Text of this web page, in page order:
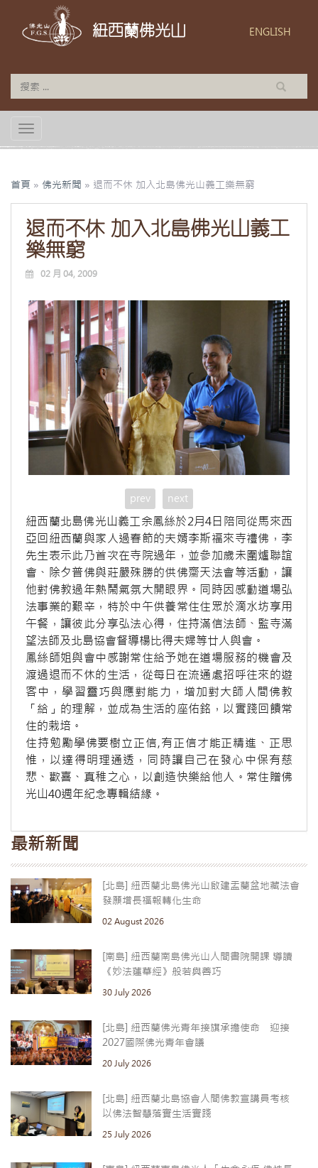
紐西蘭佛光山 ENGLISH
TOGGLE NAVIGATION
首頁 » 佛光新聞 » 退而不休 加入北島佛光山義工樂無窮
退而不休 加入北島佛光山義工
樂無窮
02 月 04, 2009
prev next
紐西蘭北島佛光山義工余鳳絲於2月4日陪同從馬來西
亞回紐西蘭與家人過春節的夫婿李斯福來寺禮佛，李
先生表示此乃首次在寺院過年，並參加歲未圍爐聯誼
會、除夕普佛與莊嚴殊勝的供佛齋天法會等活動，讓
他對佛教過年熱鬧氣氛大開眼界。同時因感動道場弘
法事業的艱辛，特於中午供養常住住眾於滴水坊享用
午餐，讓彼此分享弘法心得，住持滿信法師、監寺滿
望法師及北島協會督導楊比得夫婦等廿人與會。
鳳絲師姐與會中感謝常住給予她在道場服務的機會及
渡過退而不休的生活，從每日在流通處招呼往來的遊
客中，學習靈巧與應對能力，增加對大師人間佛教
「給」的理解，並成為生活的座佑銘，以實踐回饋常
住的栽培。
住持勉勵學佛要樹立正信,有正信才能正精進、正思
惟，以達得明理通透，同時讓自己在發心中保有慈
悲、歡喜、真稚之心，以創造快樂給他人。常住贈佛
光山40週年紀念專輯結緣。
最新新聞
[北島] 紐西蘭北島佛光山啟建盂蘭盆地藏法會
發願增長福報轉化生命
02 August 2026
[南島] 紐西蘭南島佛光山人間書院開課 導讀
《妙法蓮華經》般若與善巧
30 July 2026
[北島] 紐西蘭佛光青年接旗承擔使命 迎接
2027國際佛光青年會議
20 July 2026
[北島] 紐西蘭北島協會人間佛教宣講員考核
以佛法智慧落實生活實踐
25 July 2026